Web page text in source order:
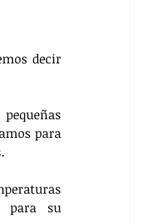
decir
para
para su